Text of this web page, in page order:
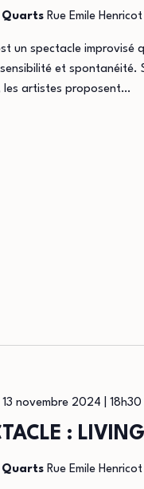
Rue Emile
un spectacle improvisé
et spontanéité.
les artistes proposent…
:
13 novembre 2024 | 18h30
Rue Emile